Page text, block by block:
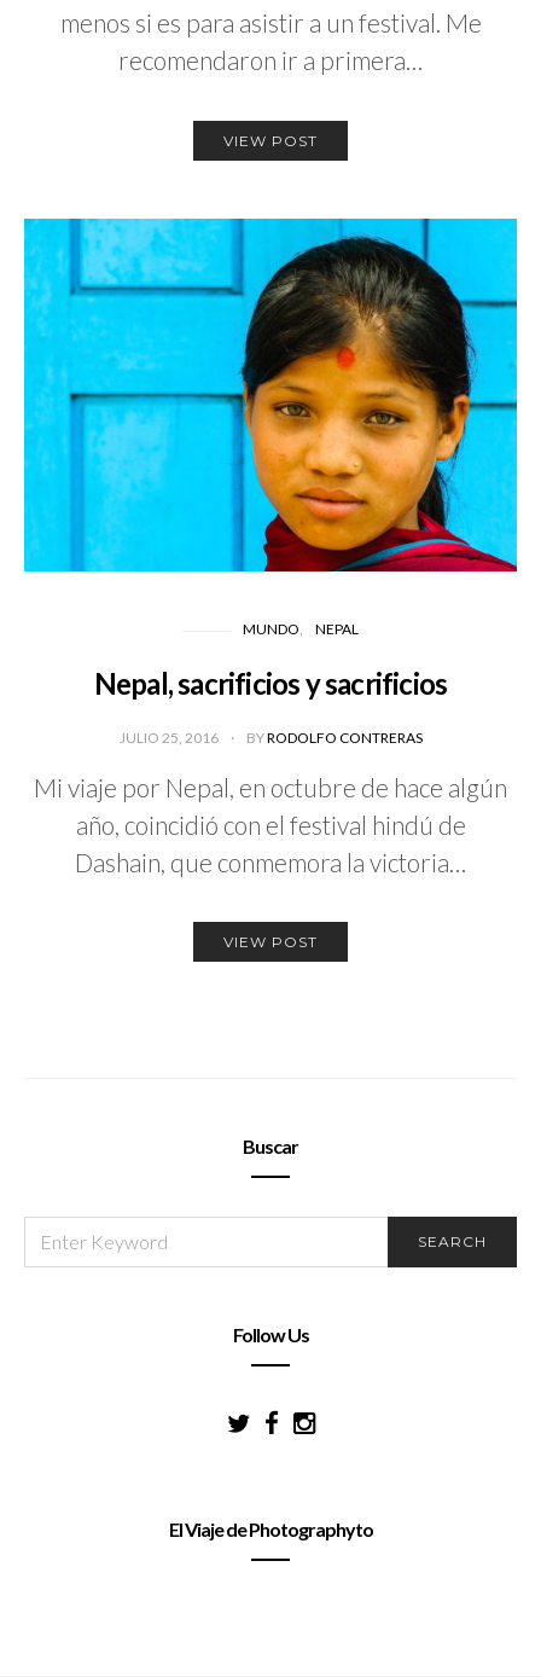
menos si es para asistir a un festival. Me
recomendaron ir a primera…
VIEW POST
MUNDO NEPAL
Nepal, sacrificios y sacrificios
JULIO 25, 2016 BYRODOLFO CONTRERAS
Mi viaje por Nepal, en octubre de hace algún
año, coincidió con el festival hindú de
Dashain, que conmemora la victoria…
VIEW POST
Buscar
FOR:
SEARCH
Follow Us
El Viaje de Photographyto